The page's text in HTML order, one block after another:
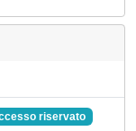
riservato